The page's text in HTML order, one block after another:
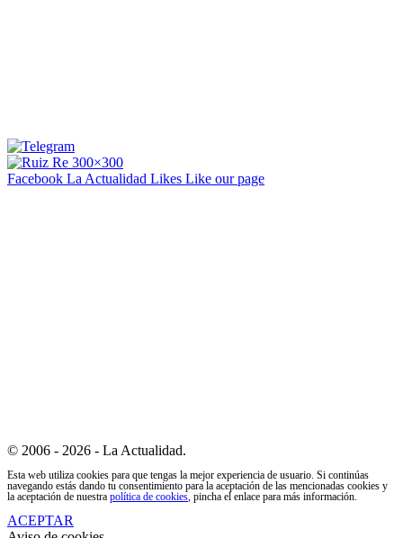
Facebook La Actualidad Likes Like our page
© 2006 - 2026 - La Actualidad.
Esta web utiliza cookies para que tengas la mejor experiencia de usuario. Si continúas
navegando estás dando tu consentimiento para la aceptación de las mencionadas cookies y
la aceptación de nuestra política de cookies, pincha el enlace para más información.
ACEPTAR